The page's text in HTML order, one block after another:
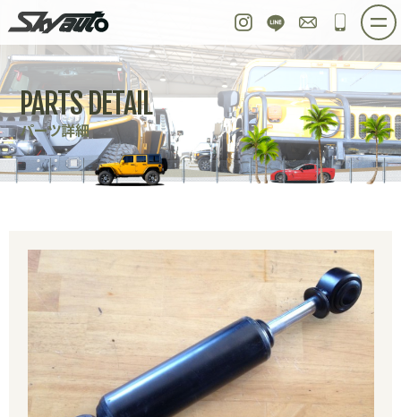
Instagram
LINE お問い合わせ
048-
ホーム 在庫車情報 ご購入プラン
整備作業実例 パーツ販売 買取＆オーダー
店舗紹介 工場紹介 会社概要
スタッフ紹介 求人情報 公式ブログ
PARTS DETAIL
パーツ詳細